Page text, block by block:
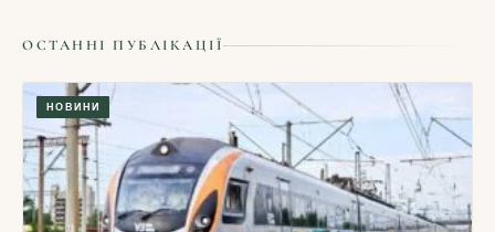
Ратуші
09/11/2016
ОСТАННІ ПУБЛІКАЦІЇ
НОВИНИ